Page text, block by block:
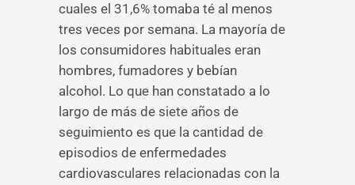
cuales el 31,6% tomaba té al menos
tres veces por semana. La mayoría de
los consumidores habituales eran
hombres, fumadores y bebían
alcohol. Lo que han constatado a lo
largo de más de siete años de
seguimiento es que la cantidad de
episodios de enfermedades
cardiovasculares relacionadas con la